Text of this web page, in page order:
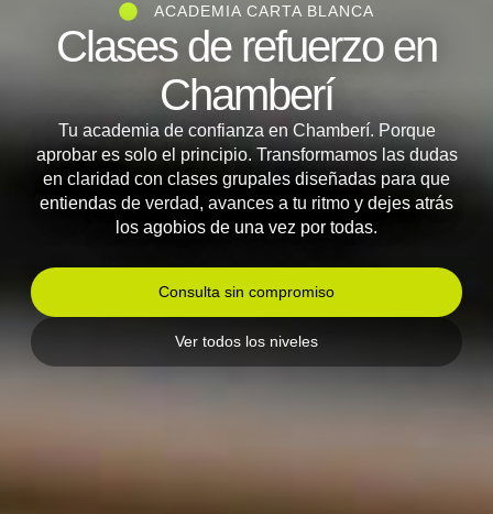
ACADEMIA CARTA BLANCA
Clases de refuerzo en
Chamberí
Tu academia de confianza en Chamberí. Porque
aprobar es solo el principio. Transformamos las dudas
en claridad con clases grupales diseñadas para que
entiendas de verdad, avances a tu ritmo y dejes atrás
los agobios de una vez por todas.
Consulta sin compromiso
Ver todos los niveles